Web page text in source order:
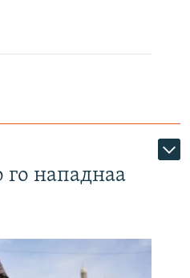
го нападнаа